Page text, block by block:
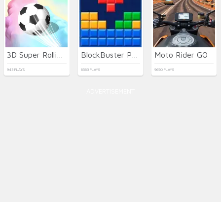
943 PLAYS 6563 PLAYS
Moto Rider GO
9650 PLAYS